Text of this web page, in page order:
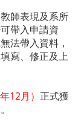
師表現及系所
帶入申請資
法帶入資料，
寫、修正及上
12月） 正式獲